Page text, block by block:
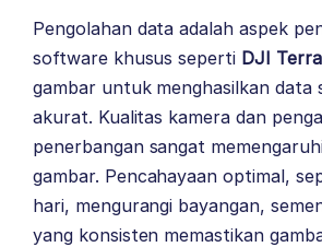
Pengolahan data adalah aspek
software khusus seperti DJI Terra
gambar untuk menghasilkan data
akurat. Kualitas kamera dan
penerbangan sangat
gambar. Pencahayaan optimal,
hari, mengurangi bayangan,
yang konsisten memastikan